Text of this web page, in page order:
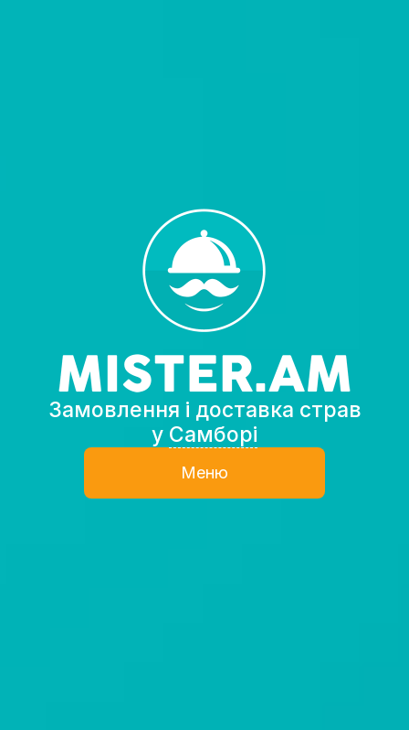
Замовлення і доставка страв
у Самборі
Меню